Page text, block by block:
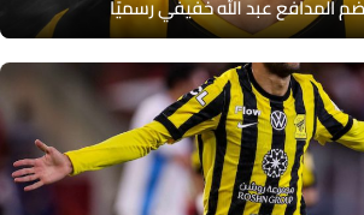
عبد الله خفيفي رسميًا